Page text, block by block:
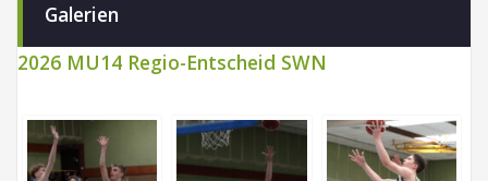
Galerien
2026 MU14 Regio-Entscheid SWN